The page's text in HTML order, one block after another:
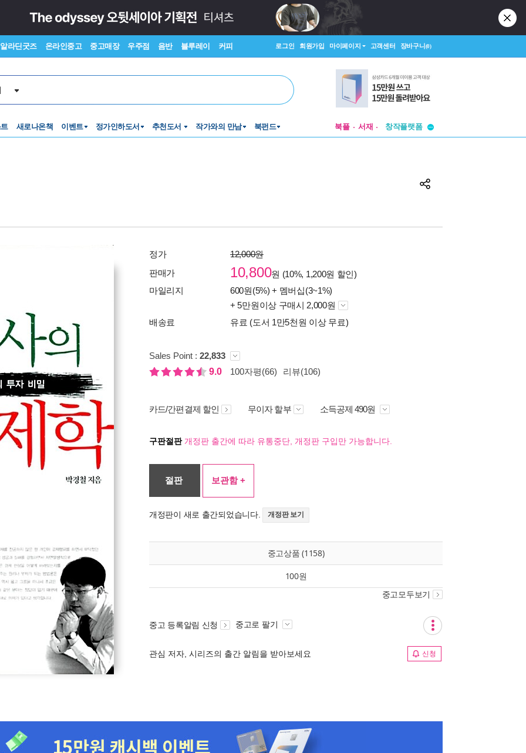
알라딘굿즈 온라인중고 중고매장 우주점 음반 블루레이 커피 로그인 회원가입 마이페이지 고객센터 장바구니(0)
새로나온책 이벤트 정가인하도서 추천도서 작가와의 만남 북펀드 북플 서재
투비컨티뉴드
투비컨티뉴드
정가
12,000원
판매가
10,800원 (10%, 1,200원 할인)
마일리지
600원(5%) + 멤버십(3~1%)
+ 5만원이상 구매시 2,000원
배송료
유료 (도서 1만5천원 이상 무료)
Sales Point : 22,833
9.0
100자평(66) 리뷰(106)
카드/간편결제 할인 무이자 할부 소득공제 490원
구판절판개정판 출간에 따라 유통중단, 개정판 구입만 가능합니다.
절판 보관함 +
개정판이 새로 출간되었습니다. 개정판 보기
중고상품 (1158)
100원
중고모두보기
중고 등록알림 신청 중고로 팔기
관심 저자, 시리즈의 출간 알림을 받아보세요 신청